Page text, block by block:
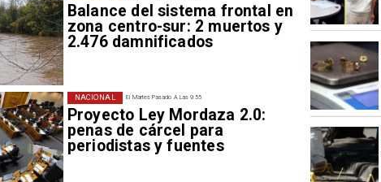
Balance del sistema frontal en
zona centro-sur: 2 muertos y
2.476 damnificados
El Martes Pasado A Las 9:55
Proyecto Ley Mordaza 2.0:
penas de cárcel para
periodistas y fuentes
NACIONAL